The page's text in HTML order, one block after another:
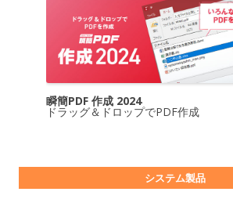
瞬簡PDF 作成 2024
ドラッグ＆ドロップでPDF作成
システム製品